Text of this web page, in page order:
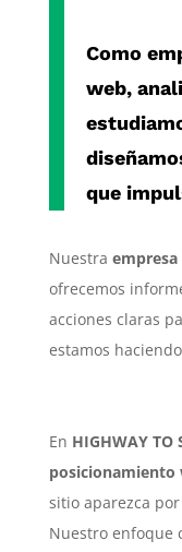
Como
web,
que
Nuestra
ofrecemos
acciones claras
estamos
En HIGHWAY TO
posicionamiento
sitio aparezca
Nuestro enfoque